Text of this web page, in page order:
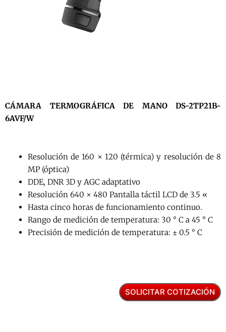
CÁMARA TERMOGRÁFICA DE MANO DS-2TP21B-
6AVF/W
Resolución de 160 × 120 (térmica) y resolución de 8
MP (óptica)
DDE, DNR 3D y AGC adaptativo
Resolución 640 × 480 Pantalla táctil LCD de 3.5 «
Hasta cinco horas de funcionamiento continuo.
Rango de medición de temperatura: 30 ° C a 45 ° C
Precisión de medición de temperatura: ± 0.5 ° C
SOLICITAR COTIZACIÓN